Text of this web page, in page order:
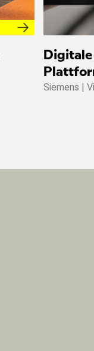
Digitale
Siemens |